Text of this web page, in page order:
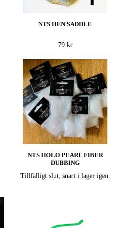
NTS HEN SADDLE
79 kr
NTS HOLO PEARL FIBER
DUBBING
Tillfälligt slut, snart i lager igen.